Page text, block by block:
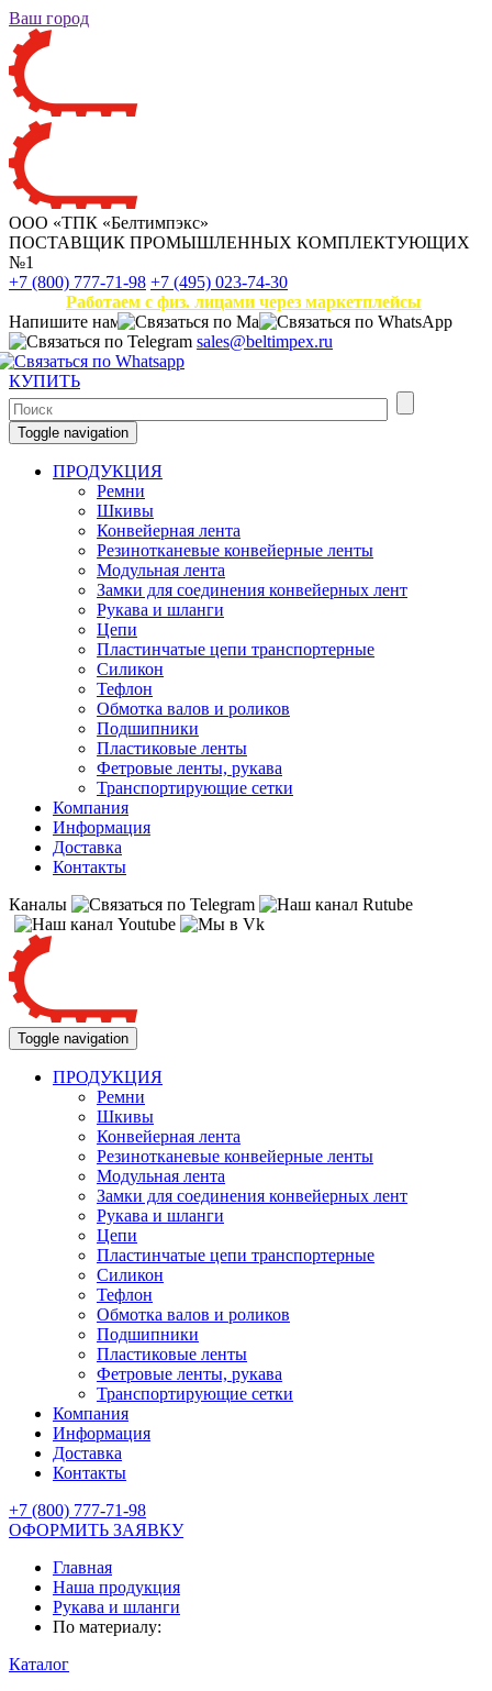
Ваш город
ООО «ТПК «Белтимпэкс»
ПОСТАВЩИК ПРОМЫШЛЕННЫХ КОМПЛЕКТУЮЩИХ
№1
+7 (800) 777-71-98 +7 (495) 023-74-30
Работаем с физ. лицами через маркетплейсы
Напишите нам
sales@beltimpex.ru
КУПИТЬ
Toggle navigation
ПРОДУКЦИЯ
Ремни
Шкивы
Конвейерная лента
Резинотканевые конвейерные ленты
Модульная лента
Замки для соединения конвейерных лент
Рукава и шланги
Цепи
Пластинчатые цепи транспортерные
Силикон
Тефлон
Обмотка валов и роликов
Подшипники
Пластиковые ленты
Фетровые ленты, рукава
Транспортирующие сетки
Компания
Информация
Доставка
Контакты
Каналы
Toggle navigation
ПРОДУКЦИЯ
Ремни
Шкивы
Конвейерная лента
Резинотканевые конвейерные ленты
Модульная лента
Замки для соединения конвейерных лент
Рукава и шланги
Цепи
Пластинчатые цепи транспортерные
Силикон
Тефлон
Обмотка валов и роликов
Подшипники
Пластиковые ленты
Фетровые ленты, рукава
Транспортирующие сетки
Компания
Информация
Доставка
Контакты
+7 (800) 777-71-98
ОФОРМИТЬ ЗАЯВКУ
Главная
Наша продукция
Рукава и шланги
По материалу:
Каталог